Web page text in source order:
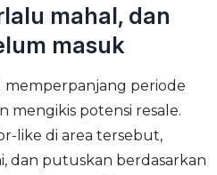
mahal, dan
masuk
periode
mengikis potensi resale.
like di area tersebut,
dan putuskan berdasarkan